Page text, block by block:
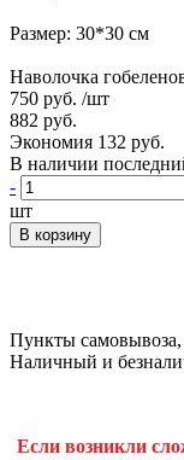
Размер: 30*30 см
Наволочка
750 руб. /шт
882 руб.
Экономия 132 руб.
В наличии
-
шт
В корзину
Пункты самовывоза,
Наличный и
Если возникли